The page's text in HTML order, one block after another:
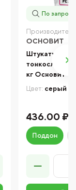
По запросу
ОСНОВИТ
Штукатурка
кг Основит
Цвет: серый
436.00 ₽
Поддон